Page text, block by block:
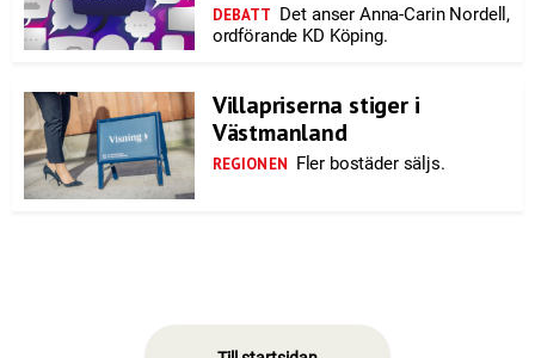
DEBATT Det anser Anna-Carin Nordell,
ordförande KD Köping.
Villapriserna stiger i
Västmanland
REGIONEN Fler bostäder säljs.